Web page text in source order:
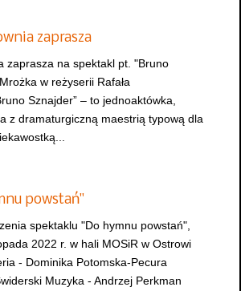
zaprasza
zaprasza na spektakl pt. "Bruno
w reżyserii Rafała
Sznajder” – to jednoaktówka,
z dramaturgiczną maestrią typową dla
powstań"
spektaklu "Do hymnu powstań",
2022 r. w hali MOSiR w Ostrowi
- Dominika Potomska-Pecura
Muzyka - Andrzej Perkman